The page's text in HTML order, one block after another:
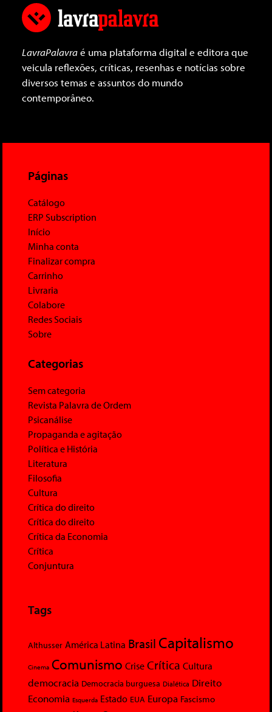
LavraPalavraé uma plataforma digital e editora que
veicula reflexões, críticas, resenhas e notícias sobre
diversos temas e assuntos do mundo
contemporâneo.
Páginas
Catálogo
ERP Subscription
Início
Minha conta
Finalizar compra
Carrinho
Livraria
Colabore
Redes Sociais
Sobre
Categorias
Sem categoria
Revista Palavra de Ordem
Psicanálise
Propaganda e agitação
Política e História
Literatura
Filosofia
Cultura
Crítica do direito
Crítica do direito
Crítica da Economia
Crítica
Conjuntura
Tags
Althusser América Latina Brasil Capitalismo
Cinema Comunismo Crise Crítica Cultura
democracia Democracia burguesa Dialética Direito
Economia Esquerda Estado EUA Europa Fascismo